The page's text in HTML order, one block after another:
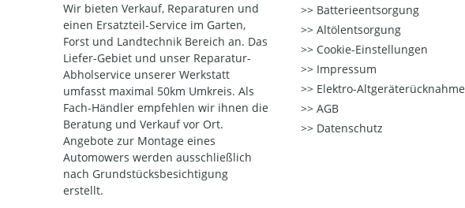
Wir bieten Verkauf, Reparaturen und
einen Ersatzteil-Service im Garten,
Forst und Landtechnik Bereich an. Das
Liefer-Gebiet und unser Reparatur-
Abholservice unserer Werkstatt
umfasst maximal 50km Umkreis. Als
Fach-Händler empfehlen wir ihnen die
Beratung und Verkauf vor Ort.
Angebote zur Montage eines
Automowers werden ausschließlich
nach Grundstücksbesichtigung
erstellt.
Batterieentsorgung
Altölentsorgung
Cookie-Einstellungen
Impressum
Elektro-Altgeräterücknahme
AGB
Datenschutz